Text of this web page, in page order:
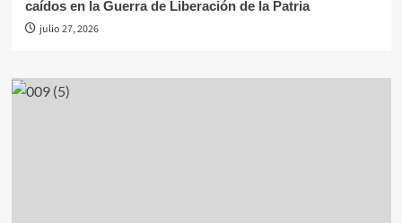
caídos en la Guerra de Liberación de la Patria
julio 27, 2026